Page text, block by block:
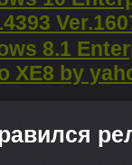
8.1
XE8 by